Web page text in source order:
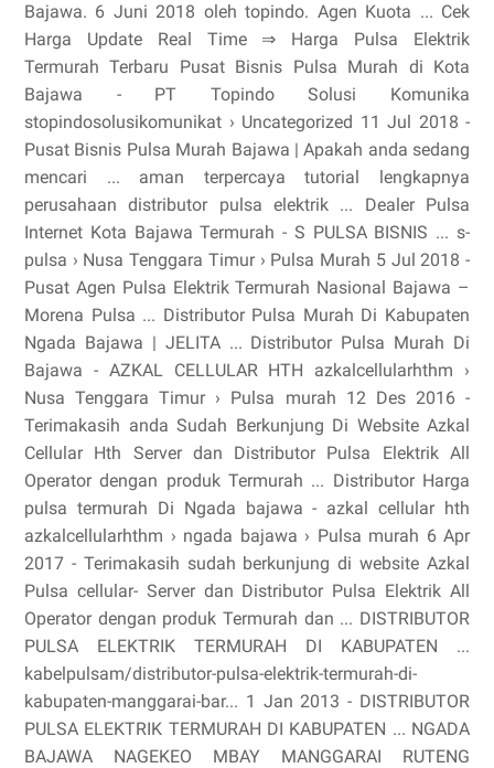
Bajawa. 6 Juni 2018 oleh topindo. Agen Kuota ... Cek
Harga Update Real Time ⇒ Harga Pulsa Elektrik
Termurah Terbaru Pusat Bisnis Pulsa Murah di Kota
Bajawa - PT Topindo Solusi Komunika
stopindosolusikomunikat › Uncategorized 11 Jul 2018 -
Pusat Bisnis Pulsa Murah Bajawa | Apakah anda sedang
mencari ... aman terpercaya tutorial lengkapnya
perusahaan distributor pulsa elektrik ... Dealer Pulsa
Internet Kota Bajawa Termurah - S PULSA BISNIS ... s-
pulsa › Nusa Tenggara Timur › Pulsa Murah 5 Jul 2018 -
Pusat Agen Pulsa Elektrik Termurah Nasional Bajawa –
Morena Pulsa ... Distributor Pulsa Murah Di Kabupaten
Ngada Bajawa | JELITA ... Distributor Pulsa Murah Di
Bajawa - AZKAL CELLULAR HTH azkalcellularhthm ›
Nusa Tenggara Timur › Pulsa murah 12 Des 2016 -
Terimakasih anda Sudah Berkunjung Di Website Azkal
Cellular Hth Server dan Distributor Pulsa Elektrik All
Operator dengan produk Termurah ... Distributor Harga
pulsa termurah Di Ngada bajawa - azkal cellular hth
azkalcellularhthm › ngada bajawa › Pulsa murah 6 Apr
2017 - Terimakasih sudah berkunjung di website Azkal
Pulsa cellular- Server dan Distributor Pulsa Elektrik All
Operator dengan produk Termurah dan ... DISTRIBUTOR
PULSA ELEKTRIK TERMURAH DI KABUPATEN ...
kabelpulsam/distributor-pulsa-elektrik-termurah-di-
kabupaten-manggarai-bar... 1 Jan 2013 - DISTRIBUTOR
PULSA ELEKTRIK TERMURAH DI KABUPATEN ... NGADA
BAJAWA NAGEKEO MBAY MANGGARAI RUTENG